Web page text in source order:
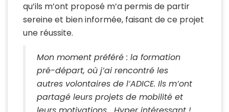
qu’ils m’ont proposé m’a permis de partir
sereine et bien informée, faisant de ce projet
une réussite.
Mon moment préféré : la formation
pré-départ, où j’ai rencontré les
autres volontaires de l’ADICE. Ils m’ont
partagé leurs projets de mobilité et